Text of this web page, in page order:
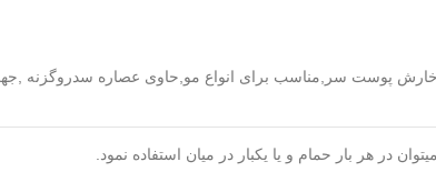
پوست سر,مناسب برای انواع مو,حاوی عصاره سدروگزنه ,جهت
در هر بار حمام و یا یکبار در میان استفاده نمود.